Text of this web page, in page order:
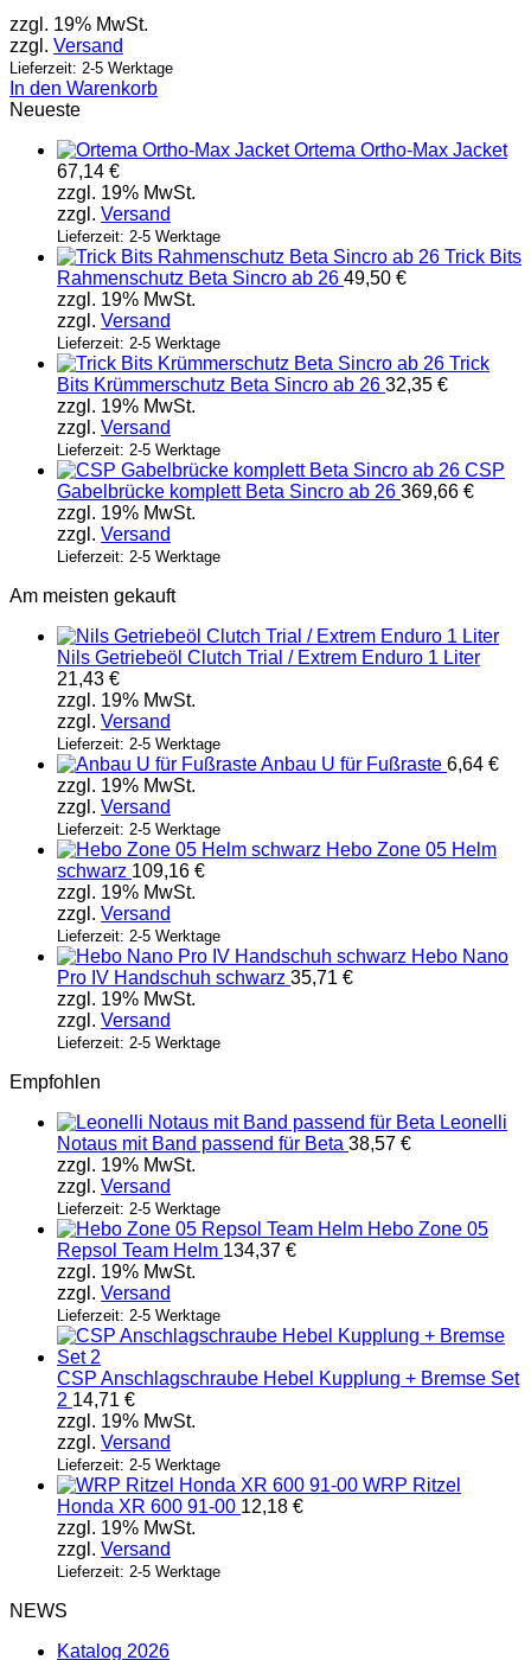
zzgl. 19% MwSt.
zzgl. Versand
Lieferzeit: 2-5 Werktage
In den Warenkorb
Neueste
Ortema Ortho-Max Jacket
67,14 €
zzgl. 19% MwSt.
zzgl. Versand
Lieferzeit: 2-5 Werktage
Trick Bits
Rahmenschutz Beta Sincro ab 26 49,50 €
zzgl. 19% MwSt.
zzgl. Versand
Lieferzeit: 2-5 Werktage
Trick
Bits Krümmerschutz Beta Sincro ab 26 32,35 €
zzgl. 19% MwSt.
zzgl. Versand
Lieferzeit: 2-5 Werktage
CSP
Gabelbrücke komplett Beta Sincro ab 26 369,66 €
zzgl. 19% MwSt.
zzgl. Versand
Lieferzeit: 2-5 Werktage
Am meisten gekauft
Nils Getriebeöl Clutch Trial / Extrem Enduro 1 Liter
21,43 €
zzgl. 19% MwSt.
zzgl. Versand
Lieferzeit: 2-5 Werktage
Anbau U für Fußraste 6,64 €
zzgl. 19% MwSt.
zzgl. Versand
Lieferzeit: 2-5 Werktage
Hebo Zone 05 Helm
schwarz 109,16 €
zzgl. 19% MwSt.
zzgl. Versand
Lieferzeit: 2-5 Werktage
Hebo Nano
Pro IV Handschuh schwarz 35,71 €
zzgl. 19% MwSt.
zzgl. Versand
Lieferzeit: 2-5 Werktage
Empfohlen
Leonelli
Notaus mit Band passend für Beta 38,57 €
zzgl. 19% MwSt.
zzgl. Versand
Lieferzeit: 2-5 Werktage
Hebo Zone 05
Repsol Team Helm 134,37 €
zzgl. 19% MwSt.
zzgl. Versand
Lieferzeit: 2-5 Werktage
CSP Anschlagschraube Hebel Kupplung + Bremse Set
2 14,71 €
zzgl. 19% MwSt.
zzgl. Versand
Lieferzeit: 2-5 Werktage
WRP Ritzel
Honda XR 600 91-00 12,18 €
zzgl. 19% MwSt.
zzgl. Versand
Lieferzeit: 2-5 Werktage
NEWS
Katalog 2026